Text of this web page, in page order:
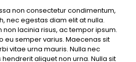
non consectetur condimentum,
nec egestas diam elit at nulla.
non lacinia risus, ac tempor ipsum.
eu semper varius. Maecenas sit
vitae urna mauris. Nulla nec
aliquet non urna. Nulla sit